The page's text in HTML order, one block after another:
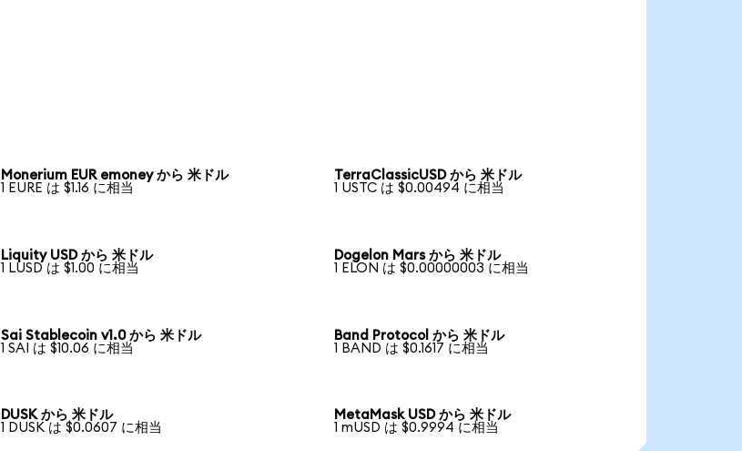
Monerium EUR emoney から 米ドル
1 EURE は $1.16 に相当
TerraClassicUSD から 米ドル
1 USTC は $0.00494 に相当
Liquity USD から 米ドル
1 LUSD は $1.00 に相当
Dogelon Mars から 米ドル
1 ELON は $0.00000003 に相当
Sai Stablecoin v1.0 から 米ドル
1 SAI は $10.06 に相当
Band Protocol から 米ドル
1 BAND は $0.1617 に相当
DUSK から 米ドル
1 DUSK は $0.0607 に相当
MetaMask USD から 米ドル
1 mUSD は $0.9994 に相当